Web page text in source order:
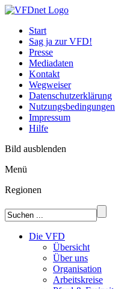
Start
Sag ja zur VFD!
Presse
Mediadaten
Kontakt
Wegweiser
Datenschutzerklärung
Nutzungsbedingungen
Impressum
Hilfe
Bild ausblenden
Menü
Regionen
Die VFD
Übersicht
Über uns
Organisation
Arbeitskreise